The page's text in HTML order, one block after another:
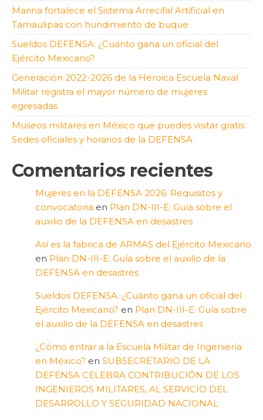
Marina fortalece el Sistema Arrecifal Artificial en
Tamaulipas con hundimiento de buque
Sueldos DEFENSA: ¿Cuánto gana un oficial del
Ejército Mexicano?
Generación 2022-2026 de la Heroica Escuela Naval
Militar registra el mayor número de mujeres
egresadas
Museos militares en México que puedes visitar gratis:
Sedes oficiales y horarios de la DEFENSA
Comentarios recientes
Mujeres en la DEFENSA 2026: Requisitos y
convocatoria en Plan DN-III-E: Guía sobre el
auxilio de la DEFENSA en desastres
Así es la fabrica de ARMAS del Ejército Mexicano
en Plan DN-III-E: Guía sobre el auxilio de la
DEFENSA en desastres
Sueldos DEFENSA: ¿Cuánto gana un oficial del
Ejército Mexicano? en Plan DN-III-E: Guía sobre
el auxilio de la DEFENSA en desastres
¿Cómo entrar a la Escuela Militar de Ingeniería
en México? en SUBSECRETARIO DE LA
DEFENSA CELEBRA CONTRIBUCIÓN DE LOS
INGENIEROS MILITARES, AL SERVICIO DEL
DESARROLLO Y SEGURIDAD NACIONAL